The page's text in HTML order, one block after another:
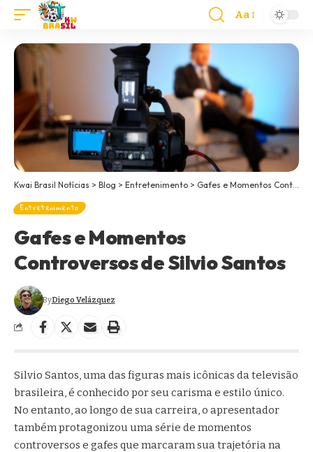
Aa
Kwai Brasil Notícias > Blog > Entretenimento > Gafes e Momentos Controversos de Silvio Santos
Entretenimento
Gafes e Momentos
Controversos de Silvio Santos
ByDiego Velázquez
Silvio Santos, uma das figuras mais icônicas da televisão
brasileira, é conhecido por seu carisma e estilo único.
No entanto, ao longo de sua carreira, o apresentador
também protagonizou uma série de momentos
controversos e gafes que marcaram sua trajetória na